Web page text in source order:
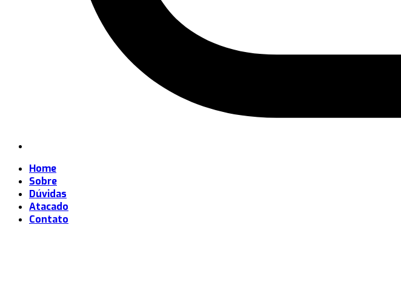
Home
Sobre
Dúvidas
Atacado
Contato